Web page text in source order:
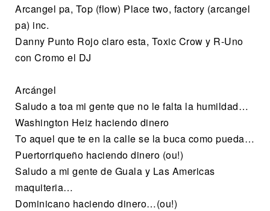
Arcangel pa, Top (flow) Place two, factory (arcangel
pa) inc.
Danny Punto Rojo claro esta, Toxic Crow y R-Uno
con Cromo el DJ
Arcángel
Saludo a toa mi gente que no le falta la humildad…
Washington Heiz haciendo dinero
To aquel que te en la calle se la buca como pueda…
Puertorriqueño haciendo dinero (ou!)
Saludo a mi gente de Guala y Las Americas
maquiteria…
Dominicano haciendo dinero…(ou!)